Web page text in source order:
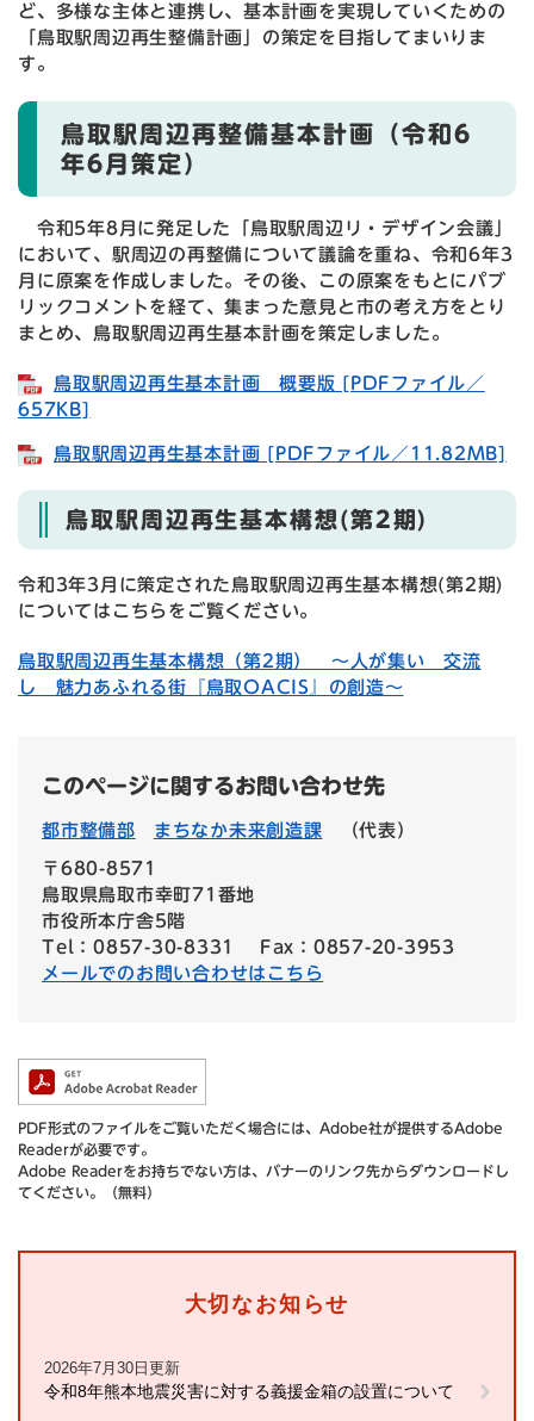
ど、多様な主体と連携し、基本計画を実現していくための
「鳥取駅周辺再生整備計画」の策定を目指してまいりま
す。
鳥取駅周辺再整備基本計画（令和6
年6月策定）
令和5年8月に発足した「鳥取駅周辺リ・デザイン会議」
において、駅周辺の再整備について議論を重ね、令和6年3
月に原案を作成しました。その後、この原案をもとにパブ
リックコメントを経て、集まった意見と市の考え方をとり
まとめ、鳥取駅周辺再生基本計画を策定しました。
鳥取駅周辺再生基本計画 概要版 [PDFファイル／
657KB]
鳥取駅周辺再生基本計画 [PDFファイル／11.82MB]
鳥取駅周辺再生基本構想(第2期)
令和3年3月に策定された鳥取駅周辺再生基本構想(第2期)
についてはこちらをご覧ください。
鳥取駅周辺再生基本構想（第2期） ～人が集い 交流
し 魅力あふれる街『鳥取OACIS』の創造～
このページに関するお問い合わせ先
都市整備部 まちなか未来創造課 （代表）
〒680-8571
鳥取県鳥取市幸町71番地
市役所本庁舎5階
Tel：0857-30-8331
Fax：0857-20-3953
メールでのお問い合わせはこちら
PDF形式のファイルをご覧いただく場合には、Adobe社が提供するAdobe
Readerが必要です。
Adobe Readerをお持ちでない方は、バナーのリンク先からダウンロードし
てください。（無料）
大切なお知らせ
2026年7月30日更新
令和8年熊本地震災害に対する義援金箱の設置について